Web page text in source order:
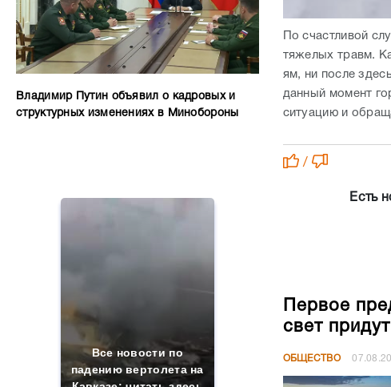
Владимир Путин объявил о кадровых и
структурных изменениях в Минобороны
Все новости по
падению вертолета на
По счастливой
тяжелых травм.
ям, ни после
данный момент
ситуацию и
/
Есть
Первое
свет
ОБЩЕСТВО